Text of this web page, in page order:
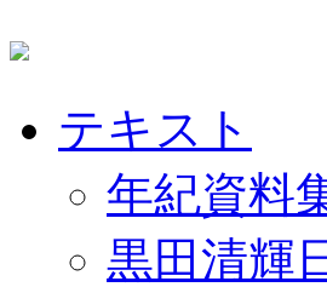
テキスト
年紀資料
黒田清輝